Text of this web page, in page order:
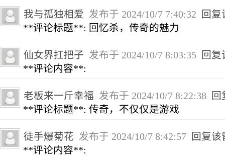
我与孤独相爱 发布于 2024/10/7 7:40:32
回复
**评论标题**: 回忆杀，传奇的魅力
仙女界扛把子 发布于 2024/10/7 8:03:35
回复
**评论内容**:
老板来一斤幸福 发布于 2024/10/7 8:22:38 回
**评论标题**: 传奇，不仅仅是游戏
徒手爆菊花 发布于 2024/10/7 8:42:57 回复该
**评论内容**: